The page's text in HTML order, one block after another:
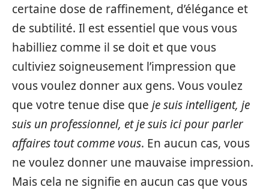
certaine dose de raffinement, d’élégance et
de subtilité. Il est essentiel que vous vous
habilliez comme il se doit et que vous
cultiviez soigneusement l’impression que
vous voulez donner aux gens. Vous voulez
que votre tenue dise que je suis intelligent, je
suis un professionnel, et je suis ici pour parler
affaires tout comme vous. En aucun cas, vous
ne voulez donner une mauvaise impression.
Mais cela ne signifie en aucun cas que vous